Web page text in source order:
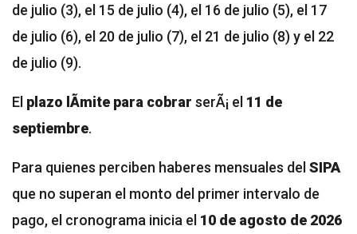
de julio (3), el 15 de julio (4), el 16 de julio (5), el 17
de julio (6), el 20 de julio (7), el 21 de julio (8) y el 22
de julio (9).
El plazo lÃ­mite para cobrar serÃ¡ el 11 de
septiembre.
Para quienes perciben haberes mensuales del SIPA
que no superan el monto del primer intervalo de
pago, el cronograma inicia el 10 de agosto de 2026